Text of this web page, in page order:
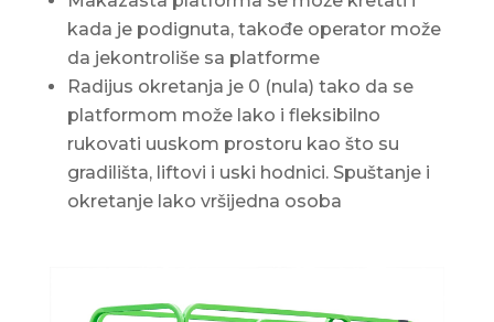
kada je podignuta, takođe operator može
da jekontroliše sa platforme
Radijus okretanja je 0 (nula) tako da se
platformom može lako i fleksibilno
rukovati uuskom prostoru kao što su
gradilišta, liftovi i uski hodnici. Spuštanje i
okretanje lako vršijedna osoba